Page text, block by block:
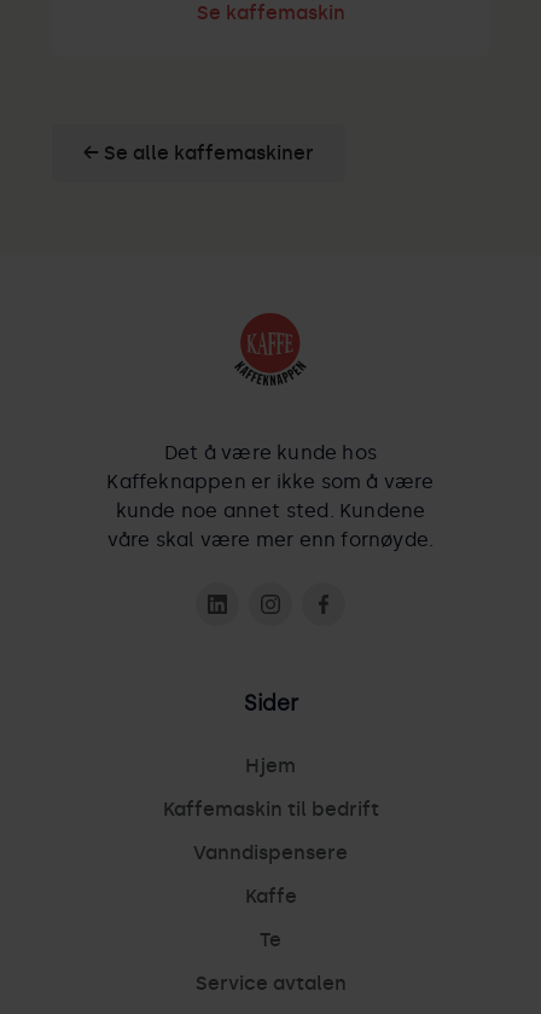
Se kaffemaskin
← Se alle kaffemaskiner
Det å være kunde hos
Kaffeknappen er ikke som å være
kunde noe annet sted. Kundene
våre skal være mer enn fornøyde.
Sider
Hjem
Kaffemaskin til bedrift
Vanndispensere
Kaffe
Te
Service avtalen